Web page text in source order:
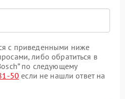
с приведенными ниже
либо обратиться в
по следующему
50 если не нашли ответ на